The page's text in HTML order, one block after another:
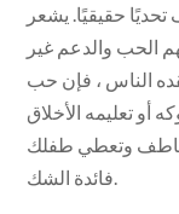
حقيقيًا. يشعر
الحب والدعم غير
الناس ، فإن حب
تعليمه الأخلاق
وتعطي طفلك
فائدة الشك.